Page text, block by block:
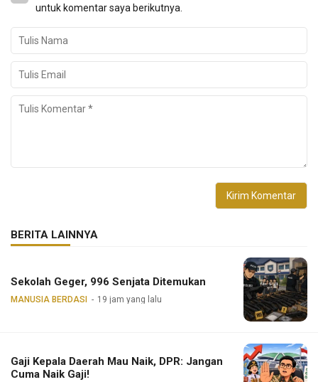
untuk komentar saya berikutnya.
BERITA LAINNYA
Sekolah Geger, 996 Senjata Ditemukan
MANUSIA BERDASI 19 jam yang lalu
Gaji Kepala Daerah Mau Naik, DPR: Jangan
Cuma Naik Gaji!